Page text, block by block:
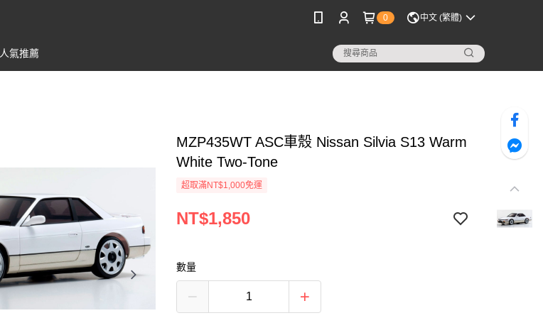
0 中文 (繁體)
人氣推薦
MZP435WT ASC車殼 Nissan Silvia S13 Warm
White Two-Tone
超取滿NT$1,000免運
NT$1,850
數量